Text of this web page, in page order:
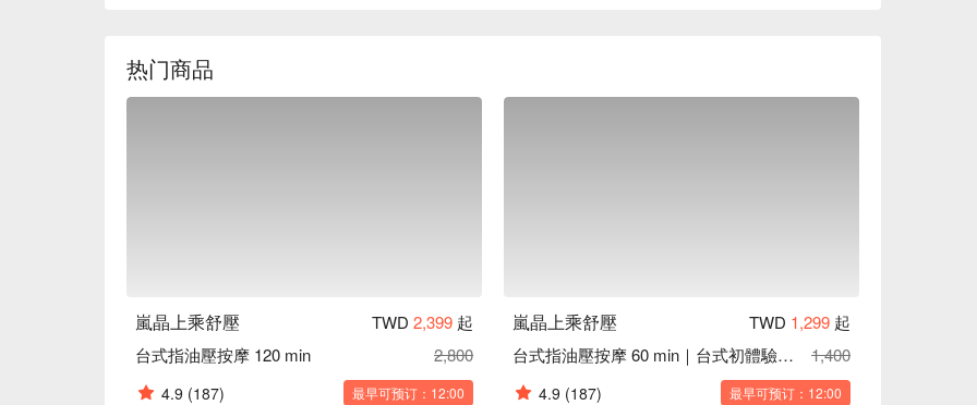
寧靜休憩， 盡情享受放鬆的時刻。
嵐晶上乘舒壓預約、嵐晶上乘舒壓價格、嵐晶上乘舒壓優惠立刻查看⬇︎
热门商品
嵐晶上乘舒壓 TWD 2,399 起
台式指油壓按摩 120 min
2,800
4.9 (187) 最早可预订：12:00
嵐晶上乘舒壓 TWD 1,299 起
台式指油壓按摩 60 min｜台式初體驗首選
1,400
4.9 (187) 最早可预订：12:00